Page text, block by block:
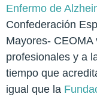
Enfermo de
Confederación
Mayores-
profesionales y a
tiempo que
igual que la